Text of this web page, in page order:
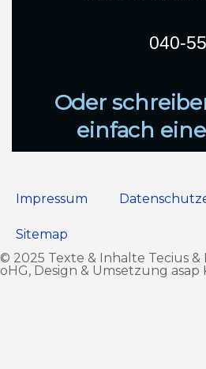
040-
Oder
einfach
Impressum
Sitemap
© 2025 Texte & Inhalte Tecius
oHG, Design & Umsetzung asap